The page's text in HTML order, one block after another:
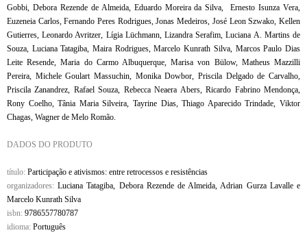
Gobbi, Debora Rezende de Almeida, Eduardo Moreira da Silva, Ernesto Isunza Vera,
Euzeneia Carlos, Fernando Peres Rodrigues, Jonas Medeiros, José Leon Szwako, Kellen
Gutierres, Leonardo Avritzer, Lígia Lüchmann, Lizandra Serafim, Luciana A. Martins de
Souza, Luciana Tatagiba, Maira Rodrigues, Marcelo Kunrath Silva, Marcos Paulo Dias
Leite Resende, Maria do Carmo Albuquerque, Marisa von Bülow, Matheus Mazzilli
Pereira, Michele Goulart Massuchin, Monika Dowbor, Priscila Delgado de Carvalho,
Priscila Zanandrez, Rafael Souza, Rebecca Neaera Abers, Ricardo Fabrino Mendonça,
Rony Coelho, Tânia Maria Silveira, Tayrine Dias, Thiago Aparecido Trindade, Viktor
Chagas, Wagner de Melo Romão.
DADOS DO PRODUTO
título: Participação e ativismos: entre retrocessos e resistências
organizadores:Luciana Tatagiba, Debora Rezende de Almeida, Adrian Gurza Lavalle e
Marcelo Kunrath Silva
isbn: 9786557780787
idioma: Português